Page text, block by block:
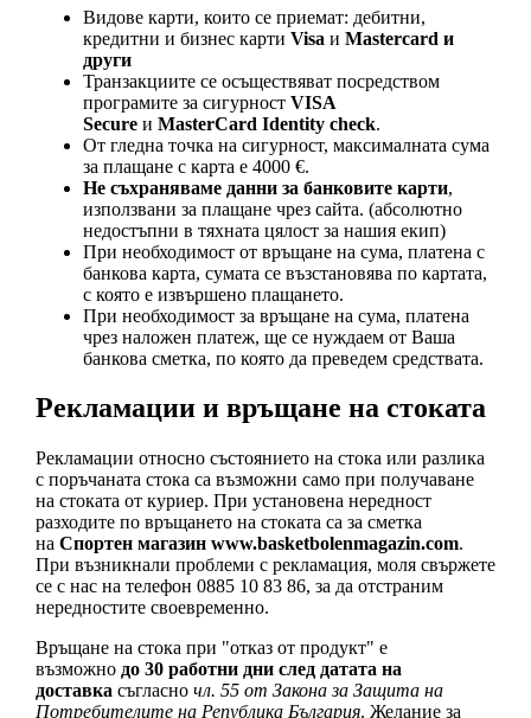
Видове карти, които се приемат: дебитни,
кредитни и бизнес карти Visa и Mastеrcard и
други
Транзакциите се осъществяват посредством
програмите за сигурност VISA
Secureи MasterCard Identity check.
От гледна точка на сигурност, максималната сума
за плащане с карта е 4000 €.
Не съхраняваме данни за банковите карти,
използвани за плащане чрез сайта. (абсолютно
недостъпни в тяхната цялост за нашия екип)
При необходимост от връщане на сума, платена с
банкова карта, сумата се възстановява по картата,
с която е извършено плащането.
При необходимост за връщане на сума, платена
чрез наложен платеж, ще се нуждаем от Ваша
банкова сметка, по която да преведем средствата.
Рекламации и връщане на стоката
Рекламации относно състоянието на стока или разлика
с поръчаната стока са възможни само при получаване
на стоката от куриер. При установена нередност
разходите по връщането на стоката са за сметка
на Спортен магазин www.basketbolenmagazin.com.
При възникнали проблеми с рекламация, моля свържете
се с нас на телефон 0885 10 83 86, за да отстраним
нередностите своевременно.
Връщане на стока при "отказ от продукт" е
възможно до 30 работни дни след датата на
доставка съгласно чл. 55 от Закона за Защита на
Потребителите на Република България. Желание за